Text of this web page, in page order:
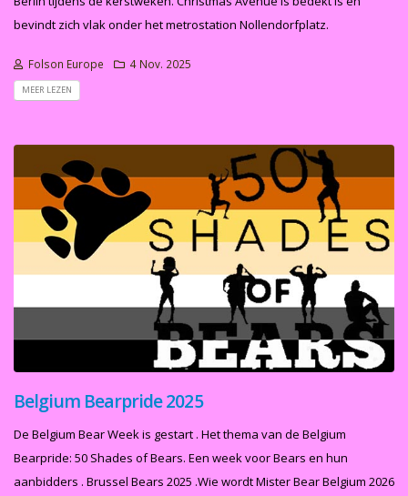
bevindt zich vlak onder het metrostation Nollendorfplatz.
Folson Europe 4 Nov. 2025
MEER LEZEN
Belgium Bearpride 2025
De Belgium Bear Week is gestart . Het thema van de Belgium
Bearpride: 50 Shades of Bears. Een week voor Bears en hun
aanbidders . Brussel Bears 2025 .Wie wordt Mister Bear Belgium 2026